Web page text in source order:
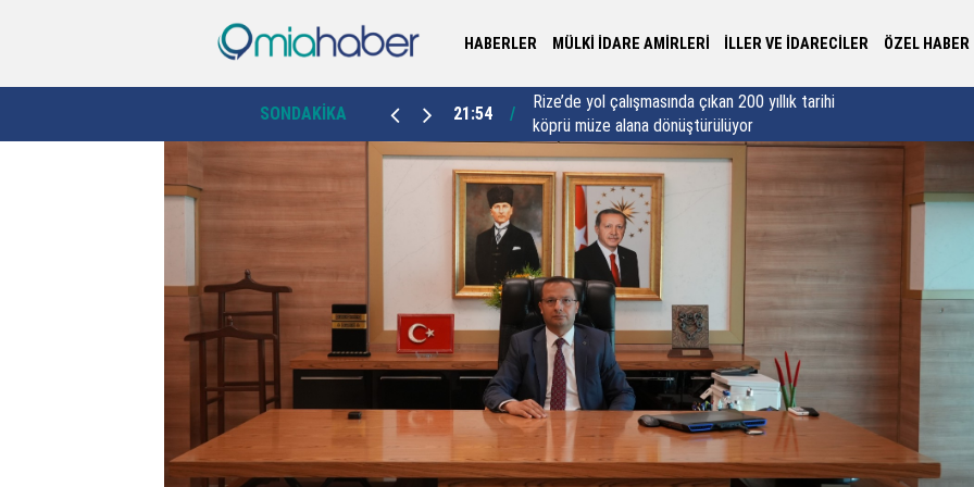
HABERLER MÜLKİ İDARE AMİRLERİ İLLER VE İDARECİLER ÖZEL HABER
SONDAKİKA
Rize’de yol çalışmasında çıkan 200 yıllık tarihi
köprü müze alana dönüştürülüyor
21:00
Giresun Valiliği'nden fındık sezonunda "Boğulma"
uyarısı!